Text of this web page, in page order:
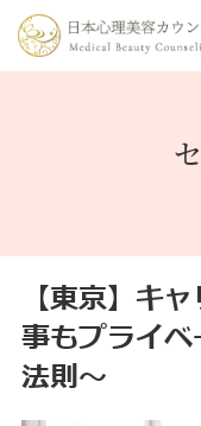
【東京】キ
事もプライ
法則〜